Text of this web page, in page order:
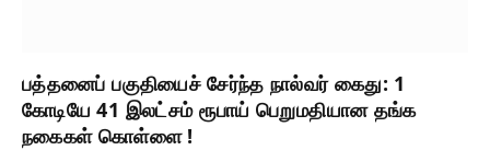
பத்தனைப் பகுதியைச் சேர்ந்த நால்வர் கைது: 1
கோடியே 41 இலட்சம் ரூபாய் பெறுமதியான தங்க
நகைகள் கொள்ளை !